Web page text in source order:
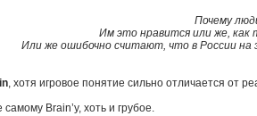
Почему
Им это нравится или же, как
Или же ошибочно считают, что в России
, хотя игровое понятие сильно отличается от
Brain’y, хоть и грубое.